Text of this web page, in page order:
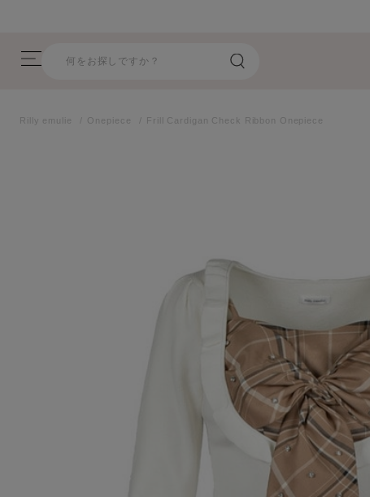
Rilly emulie Onepiece Frill Cardigan Check Ribbon Onepiece